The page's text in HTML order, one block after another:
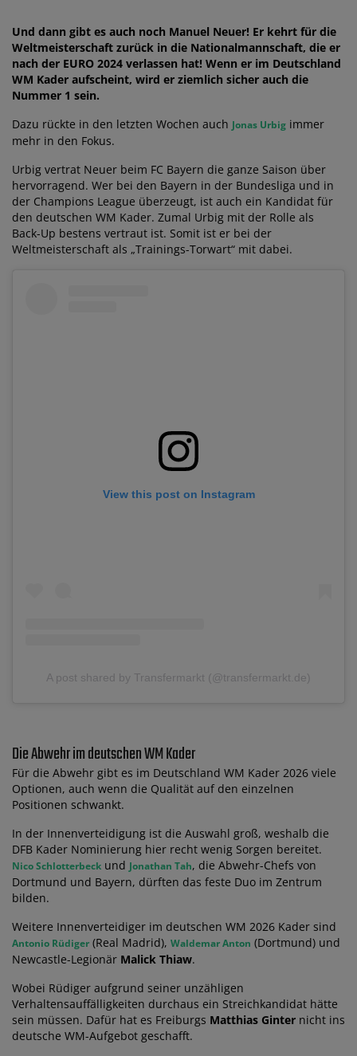
Und dann gibt es auch noch Manuel Neuer! Er kehrt für die
Weltmeisterschaft zurück in die Nationalmannschaft, die er
nach der EURO 2024 verlassen hat! Wenn er im Deutschland
WM Kader aufscheint, wird er ziemlich sicher auch die
Nummer 1 sein.
Dazu rückte in den letzten Wochen auch Jonas Urbig immer
mehr in den Fokus.
Urbig vertrat Neuer beim FC Bayern die ganze Saison über
hervorragend. Wer bei den Bayern in der Bundesliga und in
der Champions League überzeugt, ist auch ein Kandidat für
den deutschen WM Kader. Zumal Urbig mit der Rolle als
Back-Up bestens vertraut ist. Somit ist er bei der
Weltmeisterschaft als „Trainings-Torwart“ mit dabei.
View this post on Instagram
A post shared by Transfermarkt (@transfermarkt.de)
Die Abwehr im deutschen WM Kader
Für die Abwehr gibt es im Deutschland WM Kader 2026 viele
Optionen, auch wenn die Qualität auf den einzelnen
Positionen schwankt.
In der Innenverteidigung ist die Auswahl groß, weshalb die
DFB Kader Nominierung hier recht wenig Sorgen bereitet.
Nico Schlotterbeck und Jonathan Tah, die Abwehr-Chefs von
Dortmund und Bayern, dürften das feste Duo im Zentrum
bilden.
Weitere Innenverteidiger im deutschen WM 2026 Kader sind
Antonio Rüdiger (Real Madrid), Waldemar Anton (Dortmund) und
Newcastle-Legionär Malick Thiaw.
Wobei Rüdiger aufgrund seiner unzähligen
Verhaltensauffälligkeiten durchaus ein Streichkandidat hätte
sein müssen. Dafür hat es Freiburgs Matthias Ginter nicht ins
deutsche WM-Aufgebot geschafft.